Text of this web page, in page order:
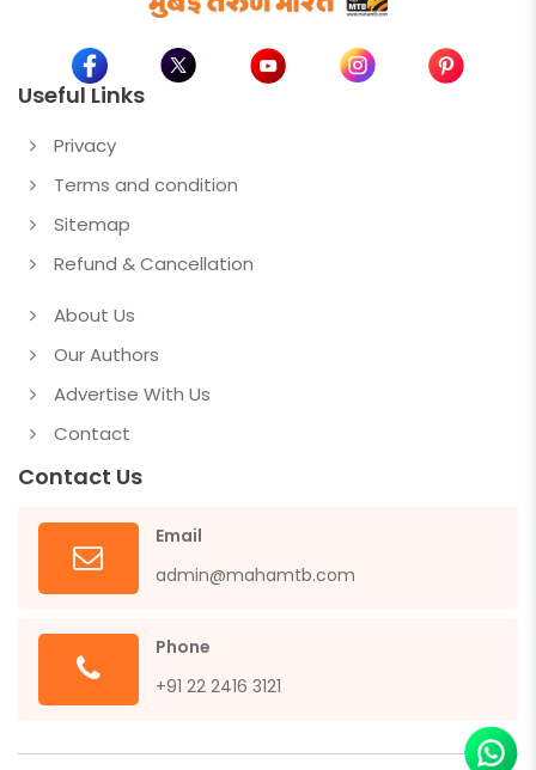
Useful Links
Privacy
Terms and condition
Sitemap
Refund & Cancellation
About Us
Our Authors
Advertise With Us
Contact
Contact Us
Email
admin@mahamtb.com
Phone
+91 22 2416 3121